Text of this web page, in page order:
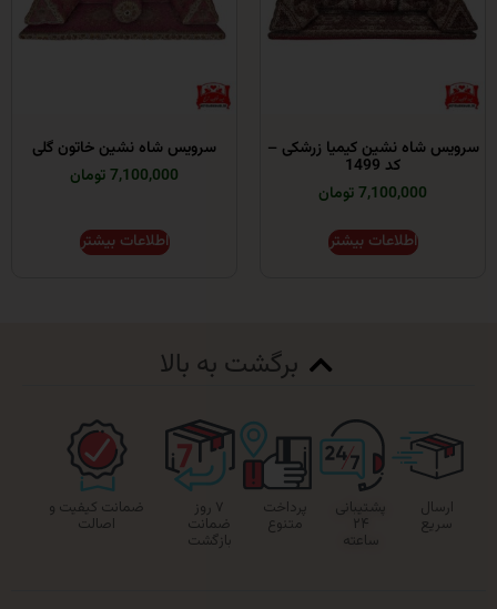
نشین کیمیا زرشکی –
اطلاعات بیشتر
سرویس شاه نشین خاتون گلی
اطلاعات بیشتر
برگشت به بالا
پشتیبانی
۲۴
پرداخت
متنوع
۷ روز
ضمانت
ضمانت کیفیت و
اصالت